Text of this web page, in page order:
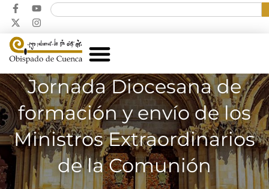
Jornada Diocesana de
formación y envío de los
Ministros Extraordinarios
de la Comunión